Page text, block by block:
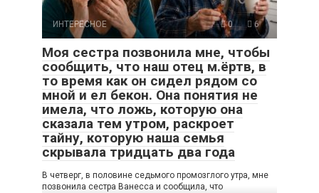
ИНТЕРЕСНОЕ 0 6
Моя сестра позвонила мне, чтобы
сообщить, что наш отец м.ёртв, в
то время как он сидел рядом со
мной и ел бекон. Она понятия не
имела, что ложь, которую она
сказала тем утром, раскроет
тайну, которую наша семья
скрывала тридцать два года
В четверг, в половине седьмого промозглого утра, мне
позвонила сестра Ванесса и сообщила, что